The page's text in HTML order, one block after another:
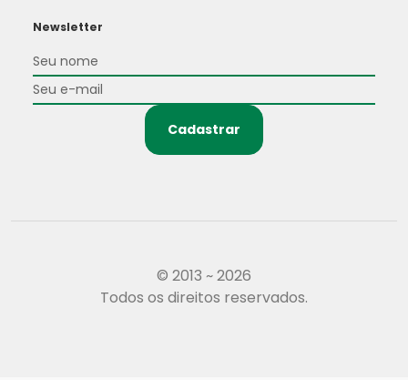
Newsletter
Cadastrar
© 2013 ~ 2026
Todos os direitos reservados.